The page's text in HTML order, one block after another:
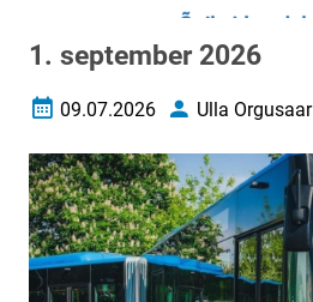
1. september 2026
Loomise kuupäev
09.07.2026 AutorUlla Orgusaar